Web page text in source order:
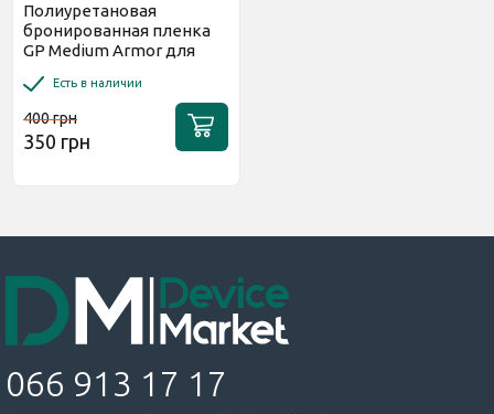
Полиуретановая
бронированная пленка
GP Medium Armor для
Есть в наличии
400 грн
350 грн
066 913 17 17